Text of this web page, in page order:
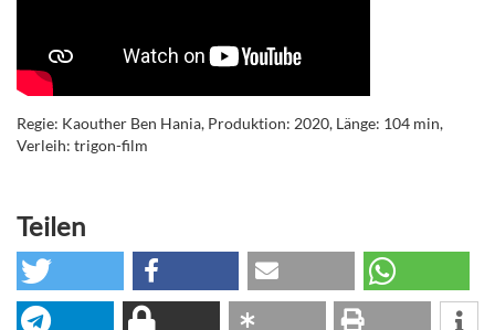
Regie: Kaouther Ben Hania, Produktion: 2020, Länge: 104 min,
Verleih: trigon-film
Teilen